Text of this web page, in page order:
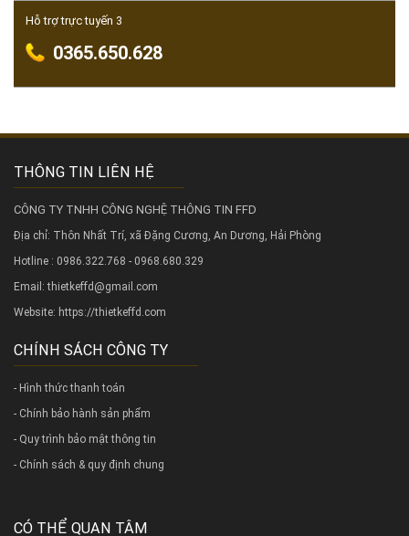
Hỗ trợ trực tuyến 3
0365.650.628
THÔNG TIN LIÊN HỆ
CÔNG TY TNHH CÔNG NGHỆ THÔNG TIN FFD
Địa chỉ: Thôn Nhất Trí, xã Đặng Cương, An Dương, Hải Phòng
Hotline : 0986.322.768 - 0968.680.329
Email: thietkeffd@gmail.com
Website: https://thietkeffd.com
CHÍNH SÁCH CÔNG TY
- Hình thức thanh toán
- Chính bảo hành sản phẩm
- Quy trình bảo mật thông tin
- Chính sách & quy định chung
CÓ THỂ QUAN TÂM